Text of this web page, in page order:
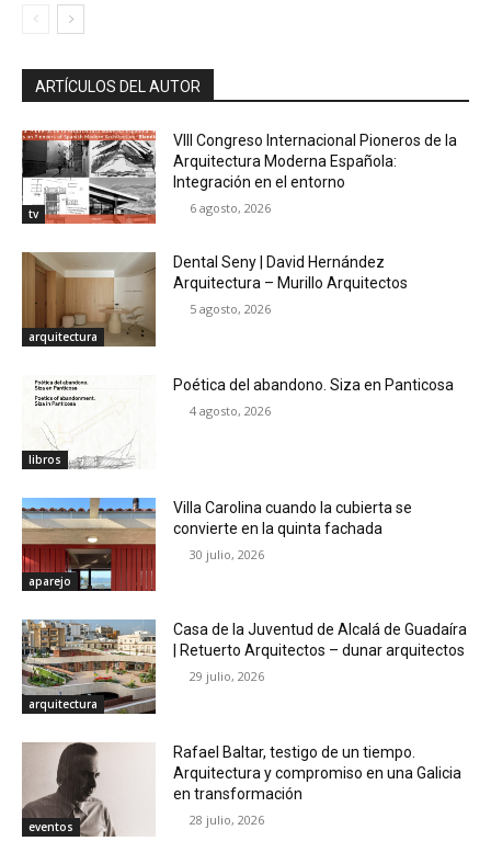
ARTÍCULOS DEL AUTOR
tv
VIII Congreso Internacional Pioneros de la
Arquitectura Moderna Española:
Integración en el entorno
6 agosto, 2026
arquitectura
Dental Seny | David Hernández
Arquitectura – Murillo Arquitectos
5 agosto, 2026
libros
Poética del abandono. Siza en Panticosa
4 agosto, 2026
aparejo
Villa Carolina cuando la cubierta se
convierte en la quinta fachada
30 julio, 2026
arquitectura
Casa de la Juventud de Alcalá de Guadaíra
| Retuerto Arquitectos – dunar arquitectos
29 julio, 2026
eventos
Rafael Baltar, testigo de un tiempo.
Arquitectura y compromiso en una Galicia
en transformación
28 julio, 2026